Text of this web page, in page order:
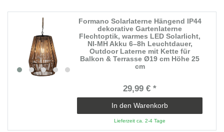
Formano Solarlaterne Hängend IP44
dekorative Gartenlaterne
Flechtoptik, warmes LED Solarlicht,
NI-MH Akku 6–8h Leuchtdauer,
Outdoor Laterne mit Kette für
Balkon & Terrasse Ø19 cm Höhe 25
cm
29,99 € *
In den Warenkorb
Lieferzeit ca. 2-4 Tage